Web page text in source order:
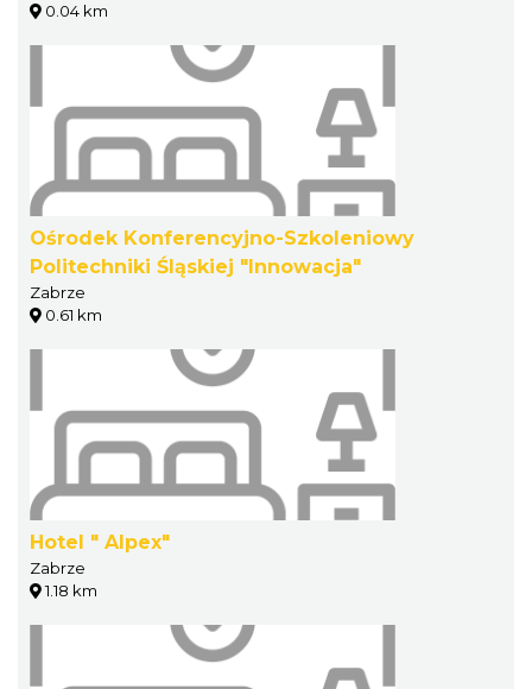
0.04 km
Ośrodek Konferencyjno-Szkoleniowy
Politechniki Śląskiej "Innowacja"
Zabrze
0.61 km
Hotel " Alpex"
Zabrze
1.18 km